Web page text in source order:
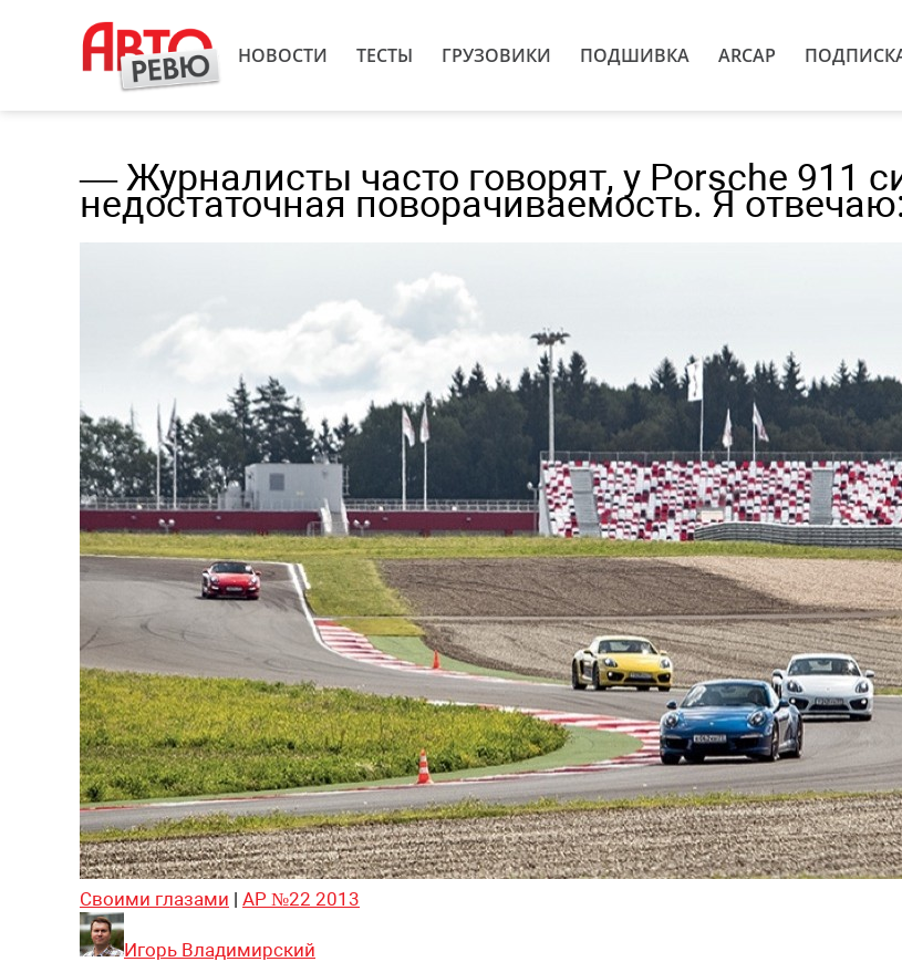
НОВОСТИ ТЕСТЫ ГРУЗОВИКИ ПОДШИВКА ARCAP
— Журналисты часто говорят, у Porsche 911
недостаточная поворачиваемость. Я
Своими глазами | АР №22 2013
Игорь Владимирский